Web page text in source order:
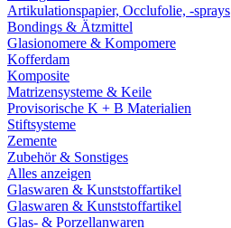
Artikulationspapier, Occlufolie, -sprays
Bondings & Ätzmittel
Glasionomere & Kompomere
Kofferdam
Komposite
Matrizensysteme & Keile
Provisorische K + B Materialien
Stiftsysteme
Zemente
Zubehör & Sonstiges
Alles anzeigen
Glaswaren & Kunststoffartikel
Glaswaren & Kunststoffartikel
Glas- & Porzellanwaren